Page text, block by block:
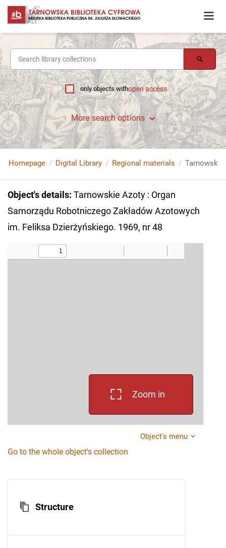
only objects withopen access
More search options
Homepage Digital Library Regional materials
Object's details: Tarnowskie Azoty : Organ
Samorządu Robotniczego Zakładów Azotowych
im. Feliksa Dzierżyńskiego. 1969, nr 48
Zoom in
Object's menu
Go to the whole object's collection
Structure